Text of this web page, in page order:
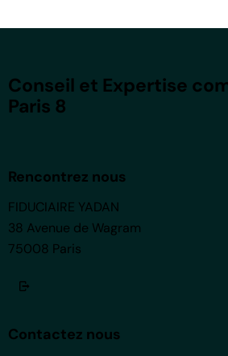
Conseil et Expertise
Paris 8
Rencontrez nous
FIDUCIAIRE YADAN
38 Avenue de Wagram
75008 Paris
Contactez nous